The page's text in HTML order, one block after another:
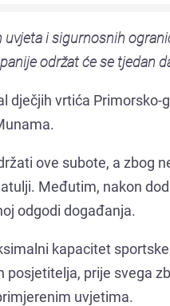
i sigurnosnih
održat će se tjedan
dječjih vrtića
ove subote, a zbog
Međutim, nakon
odgodi događanja.
kapacitet
posjetitelja, prije svega
uvjetima.